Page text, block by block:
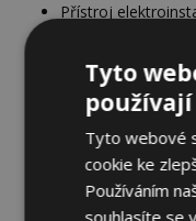
Přístroj
Přístroj
Přístroj modulový
a elektrokanály
Přístroj modulový
a elektrokanály
Přístroj spínače s
Přístroje spínačů
Tyto
Tyto webové
cookie ke
Používáním
souhlasíte se